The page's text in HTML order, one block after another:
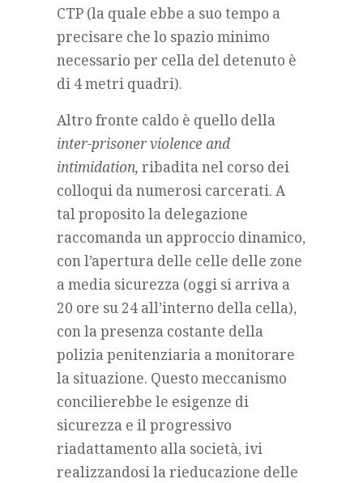
CTP (la quale ebbe a suo tempo a
precisare che lo spazio minimo
necessario per cella del detenuto è
di 4 metri quadri).
Altro fronte caldo è quello della
inter-prisoner violence and
intimidation, ribadita nel corso dei
colloqui da numerosi carcerati. A
tal proposito la delegazione
raccomanda un approccio dinamico,
con l’apertura delle celle delle zone
a media sicurezza (oggi si arriva a
20 ore su 24 all’interno della cella),
con la presenza costante della
polizia penitenziaria a monitorare
la situazione. Questo meccanismo
concilierebbe le esigenze di
sicurezza e il progressivo
riadattamento alla società, ivi
realizzandosi la rieducazione delle